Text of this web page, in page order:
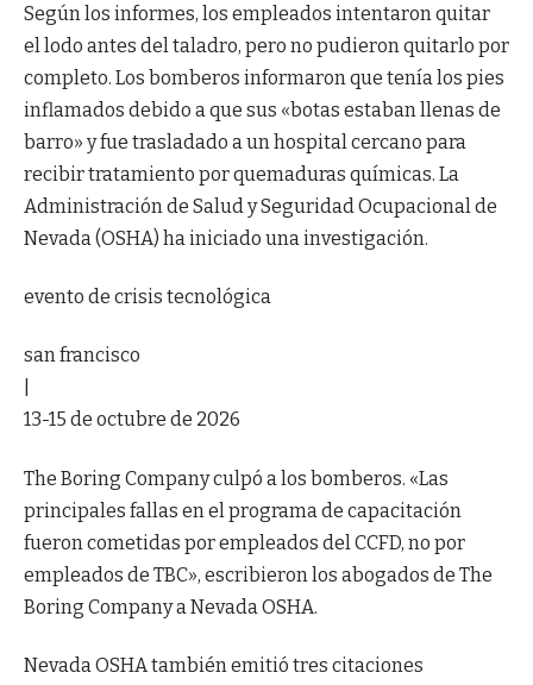
Según los informes, los empleados intentaron quitar
el lodo antes del taladro, pero no pudieron quitarlo por
completo. Los bomberos informaron que tenía los pies
inflamados debido a que sus «botas estaban llenas de
barro» y fue trasladado a un hospital cercano para
recibir tratamiento por quemaduras químicas. La
Administración de Salud y Seguridad Ocupacional de
Nevada (OSHA) ha iniciado una investigación.
evento de crisis tecnológica
san francisco
13-15 de octubre de 2026
The Boring Company culpó a los bomberos. «Las
principales fallas en el programa de capacitación
fueron cometidas por empleados del CCFD, no por
empleados de TBC», escribieron los abogados de The
Boring Company a Nevada OSHA.
Nevada OSHA también emitió tres citaciones